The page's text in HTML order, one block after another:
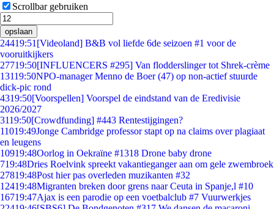
Scrollbar gebruiken
opslaan
24419:51 [Videoland] B&B vol liefde 6de seizoen #1 voor de
vooruitkijkers
27719:50[INFLUENCERS #295] Van flodderslinger tot Shrek-crème
13119:50NPO-manager Menno de Boer (47) op non-actief stuurde
dick-pic rond
4319:50[Voorspellen] Voorspel de eindstand van de Eredivisie
2026/2027
3119:50[Crowdfunding] #443 Rentestijgingen?
11019:49Jonge Cambridge professor stapt op na claims over plagiaat
en leugens
10919:48Oorlog in Oekraïne #1318 Drone baby drone
719:48Dries Roelvink spreekt vakantieganger aan om gele zwembroek
27819:48Post hier pas overleden muzikanten #32
12419:48Migranten breken door grens naar Ceuta in Spanje,l #10
16719:47Ajax is een parodie op een voetbalclub #7 Vuurwerkjes